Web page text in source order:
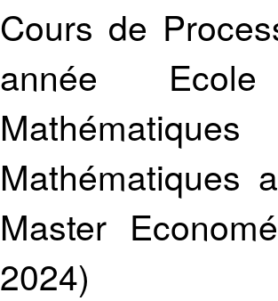
Cours de
année
Mathématiques
Master
2024)